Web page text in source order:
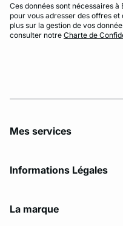
Ces données sont nécessaires
pour vous adresser des offres
plus sur la gestion de vos
consulter notre Charte de
Mes services
Informations Légales
La marque